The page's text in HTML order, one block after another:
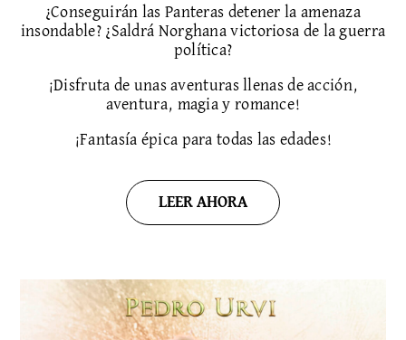
¿Conseguirán las Panteras detener la amenaza
insondable? ¿Saldrá Norghana victoriosa de la guerra
política?
¡Disfruta de unas aventuras llenas de acción,
aventura, magia y romance!
¡Fantasía épica para todas las edades!
LEER AHORA